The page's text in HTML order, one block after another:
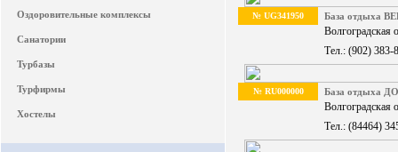
Оздоровительные комплексы
Санатории
Турбазы
Турфирмы
Хостелы
№ UG341950 База отдыха
Волгоградская
Тел.: (902) 383-
№ RU000000 База отдыха
Волгоградская
Тел.: (84464)